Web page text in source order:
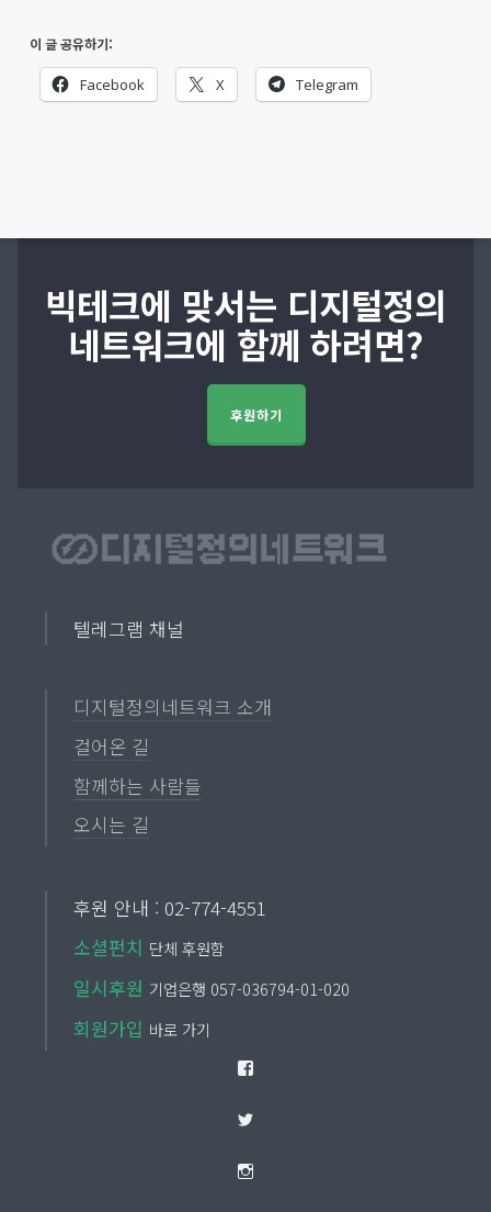
이 글 공유하기:
Facebook X Telegram
빅테크에 맞서는 디지털정의
네트워크에 함께 하려면?
후원하기
텔레그램 채널
디지털정의네트워크 소개
걸어온 길
함께하는 사람들
오시는 길
후원 안내 : 02-774-4551
소셜펀치 단체 후원함
일시후원 기업은행 057-036794-01-020
회원가입 바로 가기
Facebook
Twitter
Instagram